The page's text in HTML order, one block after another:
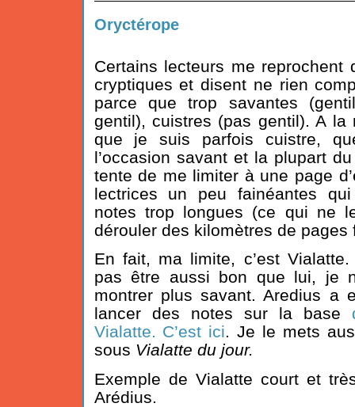
Oryctérope
Certains lecteurs me reprochent
cryptiques et disent ne rien
parce que trop savantes
gentil), cuistres (pas gentil). A la
que je suis parfois cuistre,
l’occasion savant et la plupart
tente de me limiter à une page
lectrices un peu fainéantes
notes trop longues (ce qui ne
dérouler des kilomètres de pages
En fait, ma limite, c’est
pas être aussi bon que lui, je
montrer plus savant. Aredius a
lancer des notes sur la base
Vialatte. C’est ici. Je le mets
sous Vialatte du jour.
Exemple de Vialatte court et
Arédius.